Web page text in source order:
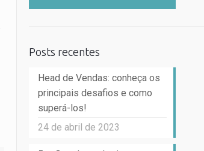
Posts recentes
Head de Vendas: conheça os
principais desafios e como
superá-los!
24 de abril de 2023